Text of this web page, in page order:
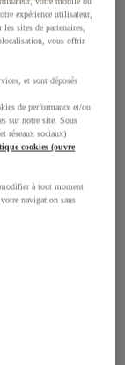
expérience utilisateur,
sites de partenaires,
vous offrir
et sont déposés
de performance et/ou
sur notre site. Sous
réseaux sociaux)
cookies (ouvre
à tout moment
navigation sans